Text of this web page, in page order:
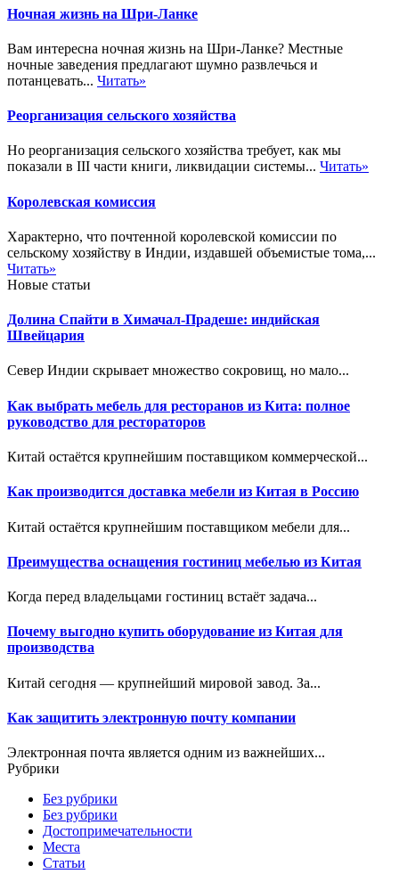
Ночная жизнь на Шри-Ланке
Вам интересна ночная жизнь на Шри-Ланке? Местные
ночные заведения предлагают шумно развлечься и
потанцевать... Читать»
Реорганизация сельского хозяйства
Но реорганизация сельского хозяйства требует, как мы
показали в III части книги, ликвидации системы... Читать»
Королевская комиссия
Характерно, что почтенной королевской комиссии по
сельскому хозяйству в Индии, издавшей объемистые тома,...
Читать»
Новые статьи
Долина Спайти в Химачал-Прадеше: индийская
Швейцария
Север Индии скрывает множество сокровищ, но мало...
Как выбрать мебель для ресторанов из Кита: полное
руководство для рестораторов
Китай остаётся крупнейшим поставщиком коммерческой...
Как производится доставка мебели из Китая в Россию
Китай остаётся крупнейшим поставщиком мебели для...
Преимущества оснащения гостиниц мебелью из Китая
Когда перед владельцами гостиниц встаёт задача...
Почему выгодно купить оборудование из Китая для
производства
Китай сегодня — крупнейший мировой завод. За...
Как защитить электронную почту компании
Электронная почта является одним из важнейших...
Рубрики
Без рубрики
Без рубрики
Достопримечательности
Места
Статьи